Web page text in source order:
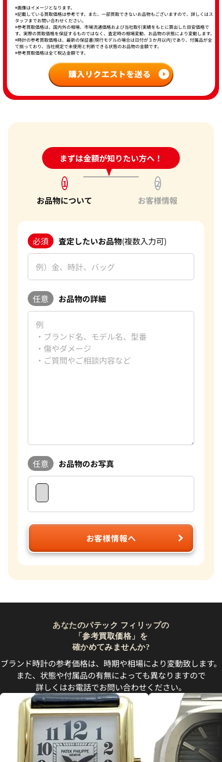
※画像はイメージとなります。
※記載している買取価格は参考です。また、一部買取できないお品物もございますので、詳しくはス
タッフまでお問い合わせください。
※参考買取価格は、国内外の相場、市場流通価格および当社取引実績をもとに算出した目安価格で
す。実際の買取価格を保証するものではなく、査定時の相場変動、お品物の状態により変動します。
※時計の参考買取価格は、最新の保証書(現行モデルの場合は日付が３か月以内)であり、付属品が全
て揃っており、当社規定で未使用と判断できる状態のお品物の金額です。
※参考買取価格は全て税込金額です。
まずは金額が知りたい方へ！
24時間受付中!問い合わせフォーム
1
お品物について
2
お客様情報
必須 査定したいお品物(複数入力可)
任意 お品物の詳細
任意 お品物のお写真
お客様情報へ
あなたのパテック フィリップの
「参考買取価格」を
確かめてみませんか?
ブランド時計の参考価格は、時期や相場により変動致します。
また、状態や付属品の有無によっても異なりますので
詳しくはお電話でお問い合わせください。